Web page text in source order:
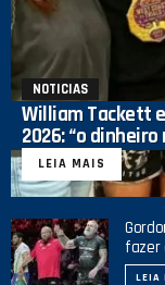
NOTICIAS
William Tackett
2026: “o
LEIA MAIS
fazer
LEIA